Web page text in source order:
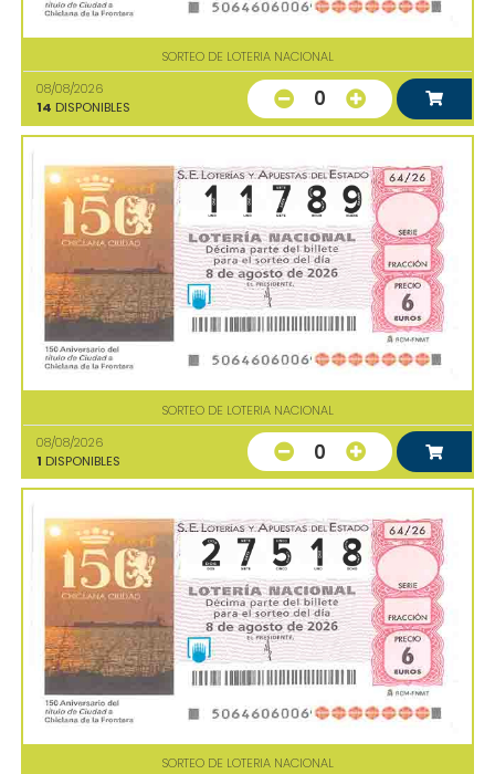
SORTEO DE LOTERIA NACIONAL
08/08/2026
14 DISPONIBLES 0
SORTEO DE LOTERIA NACIONAL
08/08/2026
1 DISPONIBLES 0
SORTEO DE LOTERIA NACIONAL